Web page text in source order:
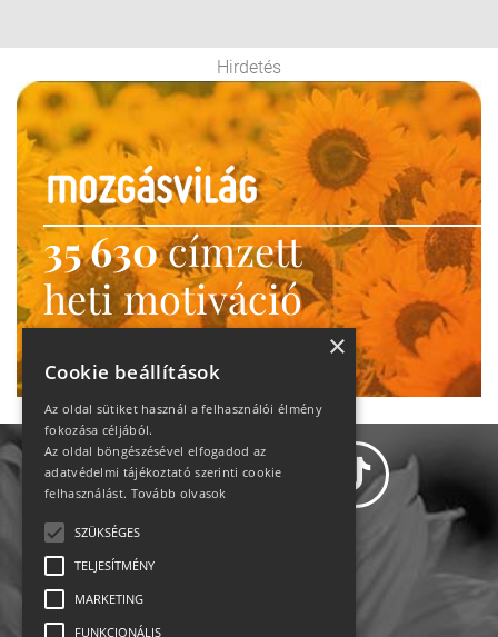
Hirdetés
35 630címzett
heti motiváció
Ne maradj le!
×
Cookie beállítások
Az oldal sütiket használ a felhasználói élmény
fokozása céljából.
Az oldal böngészésével elfogadod az
adatvédelmi tájékoztató szerinti cookie
felhasználást. Tovább olvasok
SZÜKSÉGES
TELJESÍTMÉNY
MARKETING
FUNKCIONÁLIS